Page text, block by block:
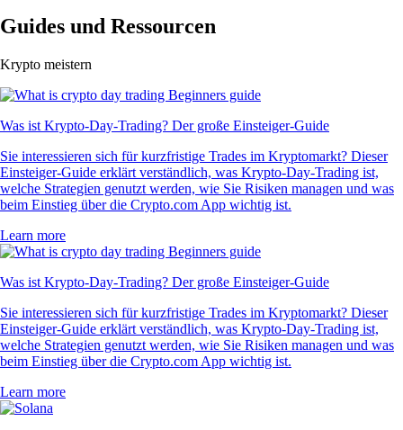
Guides und Ressourcen
Krypto meistern
Was ist Krypto-Day-Trading? Der große Einsteiger-Guide
Sie interessieren sich für kurzfristige Trades im Kryptomarkt? Dieser
Einsteiger-Guide erklärt verständlich, was Krypto-Day-Trading ist,
welche Strategien genutzt werden, wie Sie Risiken managen und was
beim Einstieg über die Crypto.com App wichtig ist.
Learn more
Was ist Krypto-Day-Trading? Der große Einsteiger-Guide
Sie interessieren sich für kurzfristige Trades im Kryptomarkt? Dieser
Einsteiger-Guide erklärt verständlich, was Krypto-Day-Trading ist,
welche Strategien genutzt werden, wie Sie Risiken managen und was
beim Einstieg über die Crypto.com App wichtig ist.
Learn more